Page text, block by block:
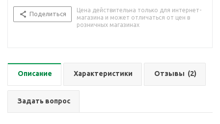
Поделиться
Цена действительна только для интернет-
магазина и может отличаться от цен в
розничных магазинах
Описание Характеристики Отзывы (2)
Задать вопрос